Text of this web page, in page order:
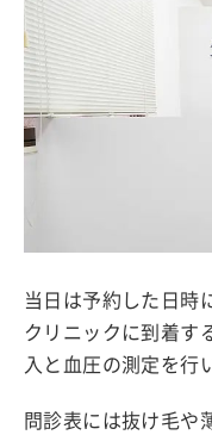
当日は予約した日時
クリニックに到着す
入と血圧の測定を行
問診表には抜け毛や